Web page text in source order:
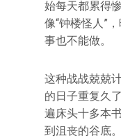
始每天都累得
像“钟楼怪人”
事也不能做。
这种战战兢兢
的日子重复久
遍床头十多本
到沮丧的谷底。